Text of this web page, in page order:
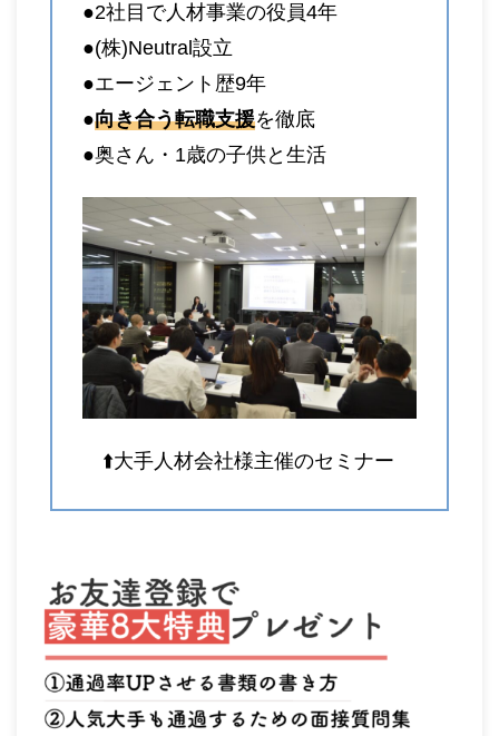
●2社目で人材事業の役員4年
●(株)Neutral設立
●エージェント歴9年
●向き合う転職支援を徹底
●奥さん・1歳の子供と生活
⬆️大手人材会社様主催のセミナー